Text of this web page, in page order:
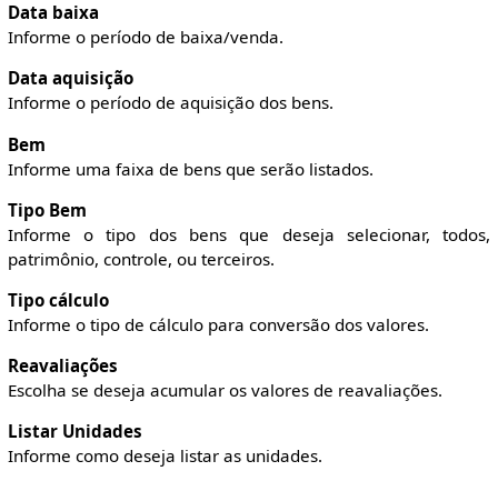
Data baixa
Informe o período de baixa/venda.
Data aquisição
Informe o período de aquisição dos bens.
Bem
Informe uma faixa de bens que serão listados.
Tipo Bem
Informe o tipo dos bens que deseja selecionar, todos,
patrimônio, controle, ou terceiros.
Tipo cálculo
Informe o tipo de cálculo para conversão dos valores.
Reavaliações
Escolha se deseja acumular os valores de reavaliações.
Listar Unidades
Informe como deseja listar as unidades.